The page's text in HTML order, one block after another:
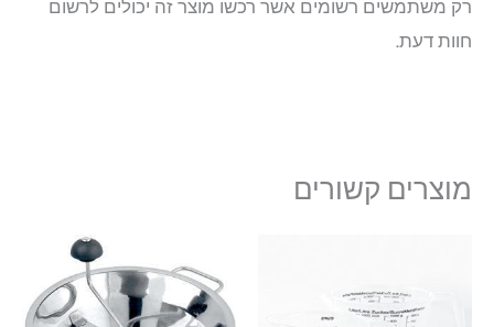
רק משתמשים רשומים אשר רכשו מוצר זה יכולים לרשום
חוות דעת.
מוצרים קשורים